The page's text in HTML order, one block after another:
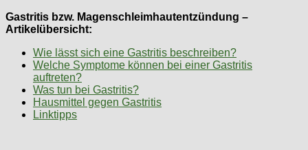
Gastritis bzw. Magenschleimhautentzündung –
Artikelübersicht:
Wie lässt sich eine Gastritis beschreiben?
Welche Symptome können bei einer Gastritis
auftreten?
Was tun bei Gastritis?
Hausmittel gegen Gastritis
Linktipps